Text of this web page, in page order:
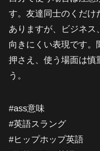
す。友達同士のくだけ
ありますが、ビジネス
向きにくい表現です。
押さえ、使う場面は慎
う。
#ass意味
#英語スラング
#ヒップホップ英語